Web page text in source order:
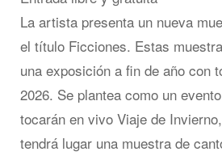
La artista presenta un nueva
el título Ficciones. Estas
una exposición a fin de año con
2026. Se plantea como un
tocarán en vivo Viaje de
tendrá lugar una muestra de